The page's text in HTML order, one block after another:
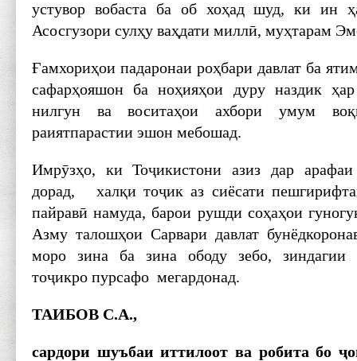
устувор вобаста ба об хоҳад шуд, ки ин
Асосгузори сулҳу ваҳдати миллӣ, муҳтарам
Ғамхориҳои падаронаи роҳбари давлат ба
сафарҳояшон ба ноҳияҳои дуру наздик
нилгун ва воситаҳои ахбори умум
раиятпарастии эшон мебошад.
Имрӯзҳо, ки Тоҷикистони азиз дар
дорад, халқи тоҷик аз сиёсати
пайравӣ намуда, барои рушди соҳаҳои
Азму талошҳои Сарвари давлат
моро зина ба зина ободу зебо, зиндагии
тоҷикро пурсафо мегардонад.
ТАИБОВ С.А.,
сардори шуъбаи иттилоот ва робита бо